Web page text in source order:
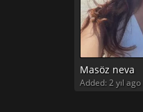
Masöz neva
Added: 2 yıl ago